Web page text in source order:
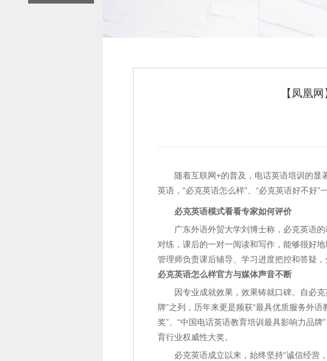
【凤凰
随着互联网+的普及，电话英语培训的
英语，“必克英语怎么样”、“必克英语好不好
必克英语模式看看专家如何评价
广东外语外贸大学刘博士称，必克英语
对练，课后的一对一阅读和写作，能够很好
管理师负责课后辅导、学习进度把控和答疑
必克英语怎么样官方与媒体声音不断
因专业成就效果，效果铸就口碑。自必
牌”之列，历年来更是频获“最具优质服务外
奖”、“中国电话英语教育培训最具影响力品
育行业权威性大奖。
必克英语成立以来，始终坚持“诚信经营